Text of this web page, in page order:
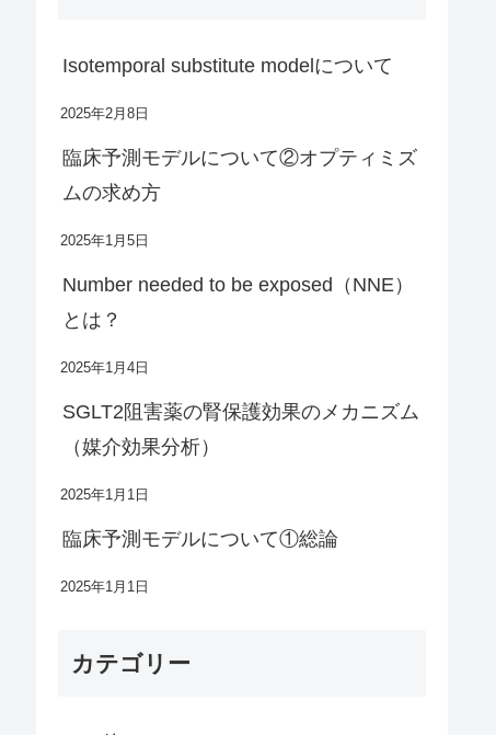
Isotemporal substitute modelについて
2025年2月8日
臨床予測モデルについて②オプティミズ
ムの求め方
2025年1月5日
Number needed to be exposed（NNE）
とは？
2025年1月4日
SGLT2阻害薬の腎保護効果のメカニズム
（媒介効果分析）
2025年1月1日
臨床予測モデルについて①総論
2025年1月1日
カテゴリー